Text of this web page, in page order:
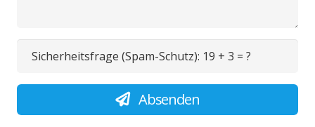
Sicherheitsfrage (Spam-Schutz): 19 + 3 = ?
Absenden